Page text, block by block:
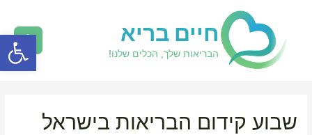
פתח חיים בריא
הבריאות שלך, הכלים שלנו!
שבוע קידום הבריאות בישראל